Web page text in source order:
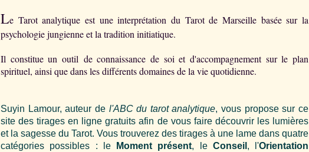
Le Tarot analytique est une interprétation du Tarot de Marseille basée sur la
psychologie jungienne et la tradition initiatique.
Il constitue un outil de connaissance de soi et d'accompagnement sur le plan
spirituel, ainsi que dans les différents domaines de la vie quotidienne.
Suyin Lamour, auteur de l'ABC du tarot analytique, vous propose sur ce
site des tirages en ligne gratuits afin de vous faire découvrir les lumières
et la sagesse du Tarot. Vous trouverez des tirages à une lame dans quatre
catégories possibles : le
Moment présent, le Conseil , l'Orientation